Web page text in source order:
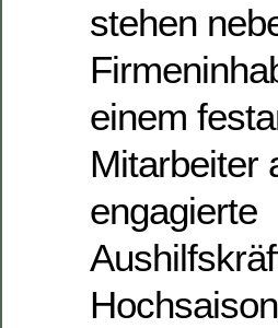
stehen
einem
Mitarbeiter
engagierte